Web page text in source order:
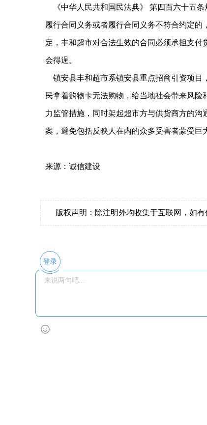
《中华人民共和国民法典》 第四百六十五条
履行合同义务或者履行合同义务不符合约定
定，丰和超市对合法生效的合同必须承担支
会得逞。
镇安县丰和超市系镇安县重点招商引资项目
民拿着购物卡无法购物，给当地社会带来风
力监管措施，同时架起超市方与供货商方的
案，避免包括反映人在内的众多受害者蒙受巨
来源：诚信建设
版权声明：除注明外均收集于互联网，如有
登录